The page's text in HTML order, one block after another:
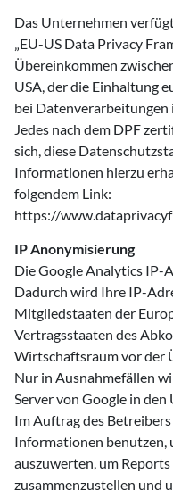
Das Unternehmen
„EU-US Data Privacy
Übereinkommen
USA, der die Einhaltung
bei Datenverarbeitungen
Jedes nach dem DPF
sich, diese
Informationen hierzu
folgendem Link:
https://
IP Anonymisierung
Die Google Analytics IP-
Dadurch wird Ihre IP-
Mitgliedstaaten der
Vertragsstaaten des
Wirtschaftsraum vor der
Nur in Ausnahmefällen
Server von Google in
Im Auftrag des
Informationen benutzen,
auszuwerten, um
zusammenzustellen und